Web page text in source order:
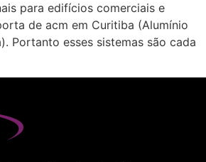
para edifícios comerciais e
de acm em Curitiba (Alumínio
Portanto esses sistemas são cada